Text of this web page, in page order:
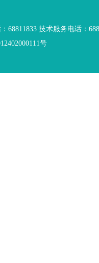
68811833 技术服务电话：
号